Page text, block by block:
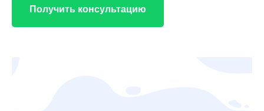
Получить консультацию